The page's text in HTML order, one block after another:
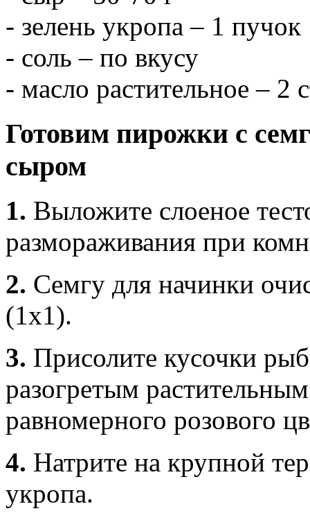
- зелень укропа – 1 пучок
- соль – по вкусу
- масло растительное – 2
Готовим пирожки с
сыром
1. Выложите слоеное
размораживания при
2. Семгу для начинки
(1х1).
3. Присолите кусочки
разогретым
равномерного розового
4. Натрите на крупной
укропа.